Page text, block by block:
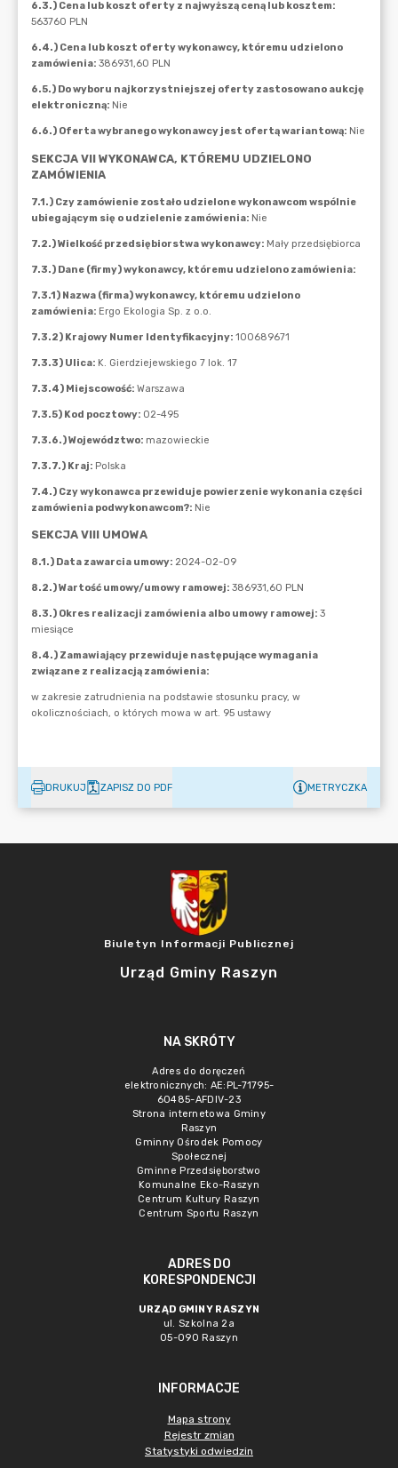
DRUKUJ ZAPISZ DO PDF METRYCZKA
Biuletyn Informacji Publicznej
Urząd Gminy Raszyn
NA SKRÓTY
Adres do doręczeń
elektronicznych: AE:PL-71795-
60485-AFDIV-23
Strona internetowa Gminy
Raszyn
Gminny Ośrodek Pomocy
Społecznej
Gminne Przedsięborstwo
Komunalne Eko-Raszyn
Centrum Kultury Raszyn
Centrum Sportu Raszyn
ADRES DO
KORESPONDENCJI
URZĄD GMINY RASZYN
ul. Szkolna 2a
05-090 Raszyn
INFORMACJE
Mapa strony
Rejestr zmian
Statystyki odwiedzin